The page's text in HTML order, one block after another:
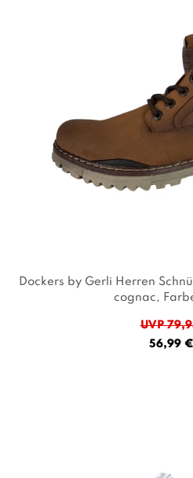
Dockers by Gerli Herren
cognac,
UVP
56,99